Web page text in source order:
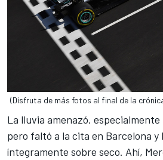
(Disfruta de más fotos al final de la
La lluvia amenazó,
pero faltó a la cita en Barcelona y
íntegramente sobre seco. Ahí,